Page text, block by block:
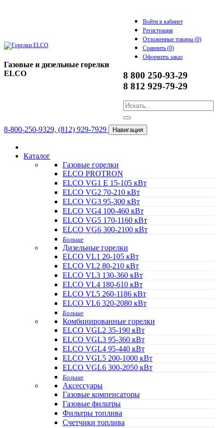
Газовые и дизельные горелки
ELCO
Войти в кабинет
Регистрация
Отложенные товары (0)
Сравнить (0)
Оформить заказ
8 800 250-93-29
8 812 929-79-29
8-800-250-9329, (812) 929-7929 Навигация
Каталог
Газовые горелки
ELCO PROTRON
ELCO VG1 E 15-105 кВт
ELCO VG2 70-210 кВт
ELCO VG3 95-300 кВт
ELCO VG4 100-460 кВт
ELCO VG5 170-1160 кВт
ELCO VG6 300-2100 кВт
Больше
Дизельные горелки
ELCO VL1 20-105 кВт
ELCO VL2 80-210 кВт
ELCO VL3 130-360 кВт
ELCO VL4 180-610 кВт
ELCO VL5 260-1186 кВт
ELCO VL6 320-2080 кВт
Больше
Комбинированные горелки
ELCO VGL2 35-190 кВт
ELCO VGL3 95-360 кВт
ELCO VGL4 95-440 кВт
ELCO VGL5 200-1000 кВт
ELCO VGL6 300-2050 кВт
Больше
Аксессуары
Газовые компенсаторы
Газовые фильтры
Фильтры топлива
Счетчики топлива